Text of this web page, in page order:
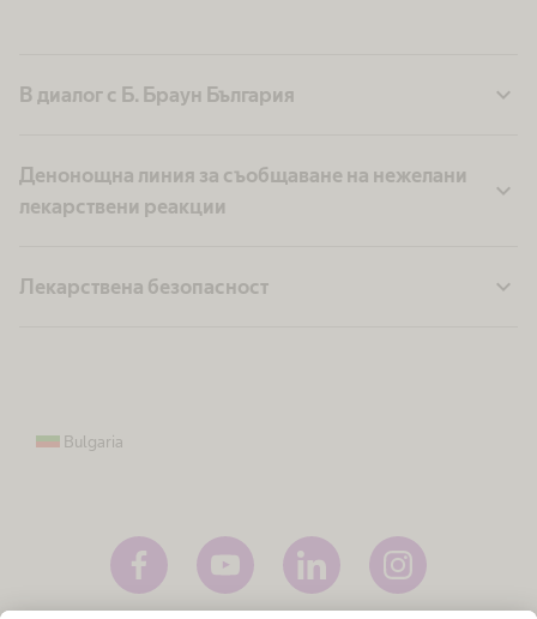
В диалог с Б. Браун България expand_more
Денонощна линия за съобщаване на нежелани
лекарствени реакции
expand_more
Лекарствена безопасност expand_more
Bulgaria